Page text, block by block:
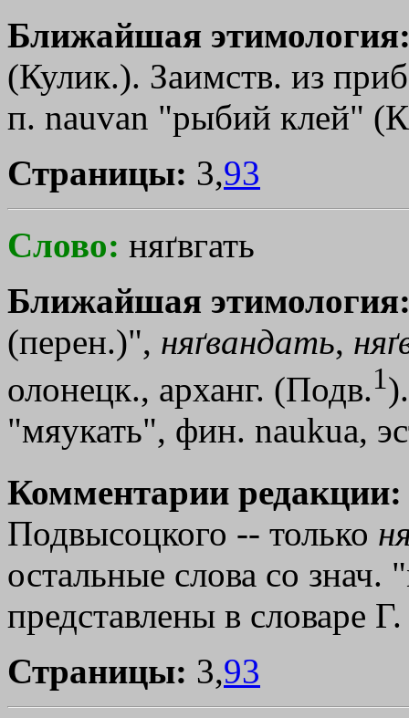
Ближайшая
(Кулик.). Заимств. из
п. nauvan "рыбий клей"
Страницы: 3,93
Слово: няґвгать
Ближайшая
(перен.)", няґвандать,
олонецк., арханг. (Подв.1
"мяукать", фин. naukua,
Комментарии редакции:
Подвысоцкого -- только
остальные слова со знач.
представлены в словаре
Страницы: 3,93